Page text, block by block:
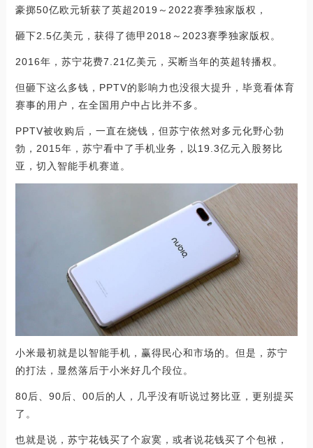
豪掷50亿欧元斩获了英超2019～2022赛季独家版权，
砸下2.5亿美元，获得了德甲2018～2023赛季独家版权。
2016年，苏宁花费7.21亿美元，买断当年的英超转播权。
但砸下这么多钱，PPTV的影响力也没很大提升，毕竟看体育
赛事的用户，在全国用户中占比并不多。
PPTV被收购后，一直在烧钱，但苏宁依然对多元化野心勃
勃，2015年，苏宁看中了手机业务，以19.3亿元入股努比
亚，切入智能手机赛道。
小米最初就是以智能手机，赢得民心和市场的。但是，苏宁
的打法，显然落后于小米好几个段位。
80后、90后、00后的人，几乎没有听说过努比亚，更别提买
了。
也就是说，苏宁花钱买了个寂寞，或者说花钱买了个包袱，